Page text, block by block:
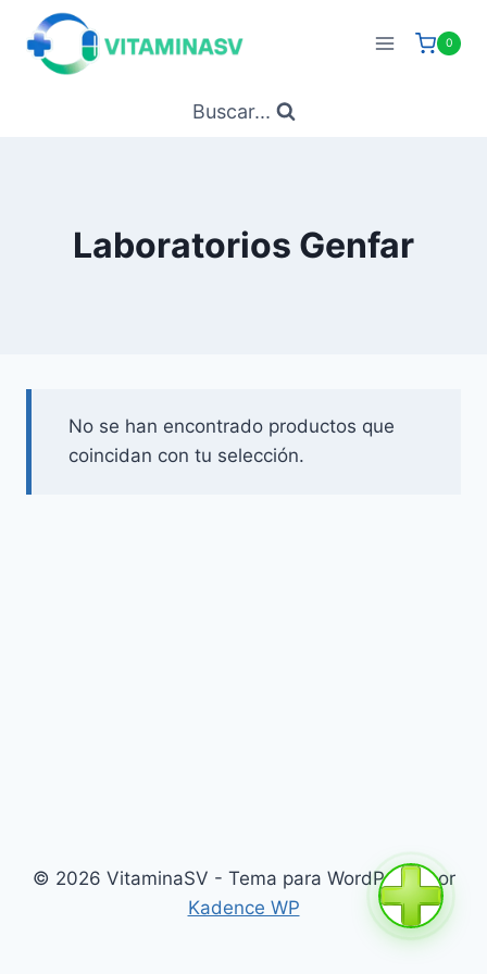
Saltar
contenido
0
Buscar...
Laboratorios Genfar
No se han encontrado productos que
coincidan con tu selección.
© 2026 VitaminaSV - Tema para WordPress por
Kadence WP